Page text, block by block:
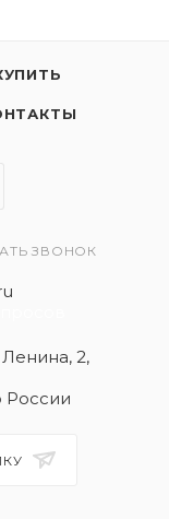
ЗВОНОК
2,
России